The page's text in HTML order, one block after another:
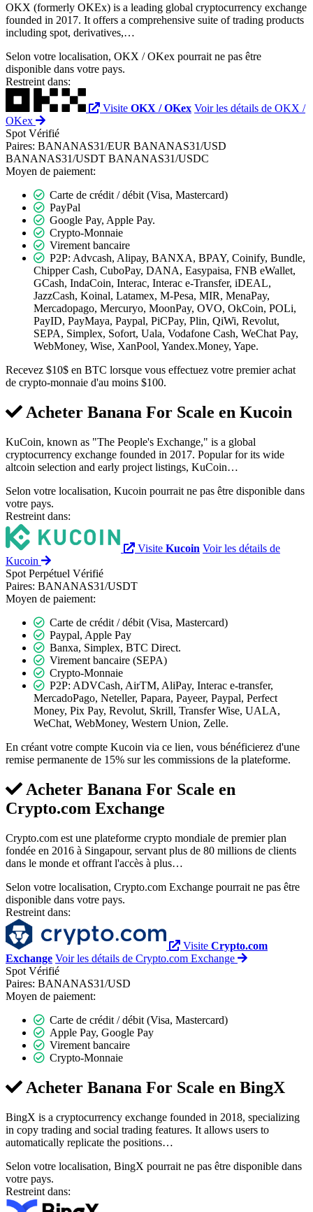
OKX (formerly OKEx) is a leading global cryptocurrency exchange
founded in 2017. It offers a comprehensive suite of trading products
including spot, derivatives,…
Selon votre localisation, OKX / OKex pourrait ne pas être
disponible dans votre pays.
Restreint dans:
Visite OKX / OKex Voir les détails de OKX /
OKex
Spot Vérifié
Paires: BANANAS31/EUR BANANAS31/USD
BANANAS31/USDT BANANAS31/USDC
Moyen de paiement:
Carte de crédit / débit (Visa, Mastercard)
PayPal
Google Pay, Apple Pay.
Crypto-Monnaie
Virement bancaire
P2P: Advcash, Alipay, BANXA, BPAY, Coinify, Bundle,
Chipper Cash, CuboPay, DANA, Easypaisa, FNB eWallet,
GCash, IndaCoin, Interac, Interac e-Transfer, iDEAL,
JazzCash, Koinal, Latamex, M-Pesa, MIR, MenaPay,
Mercadopago, Mercuryo, MoonPay, OVO, OkCoin, POLi,
PayID, PayMaya, Paypal, PiCPay, Plin, QiWi, Revolut,
SEPA, Simplex, Sofort, Uala, Vodafone Cash, WeChat Pay,
WebMoney, Wise, XanPool, Yandex.Money, Yape.
Recevez $10$ en BTC lorsque vous effectuez votre premier achat
de crypto-monnaie d'au moins $100.
Acheter Banana For Scale en Kucoin
KuCoin, known as "The People's Exchange," is a global
cryptocurrency exchange founded in 2017. Popular for its wide
altcoin selection and early project listings, KuCoin…
Selon votre localisation, Kucoin pourrait ne pas être disponible dans
votre pays.
Restreint dans:
Visite Kucoin Voir les détails de
Kucoin
Spot Perpétuel Vérifié
Paires: BANANAS31/USDT
Moyen de paiement:
Carte de crédit / débit (Visa, Mastercard)
Paypal, Apple Pay
Banxa, Simplex, BTC Direct.
Virement bancaire (SEPA)
Crypto-Monnaie
P2P: ADVCash, AirTM, AliPay, Interac e-transfer,
MercadoPago, Neteller, Papara, Payeer, Paypal, Perfect
Money, Pix Pay, Revolut, Skrill, Transfer Wise, UALA,
WeChat, WebMoney, Western Union, Zelle.
En créant votre compte Kucoin via ce lien, vous bénéficierez d'une
remise permanente de 15% sur les commissions de la plateforme.
Acheter Banana For Scale en
Crypto.com Exchange
Crypto.com est une plateforme crypto mondiale de premier plan
fondée en 2016 à Singapour, servant plus de 80 millions de clients
dans le monde et offrant l'accès à plus…
Selon votre localisation, Crypto.com Exchange pourrait ne pas être
disponible dans votre pays.
Restreint dans:
Visite Crypto.com
Exchange Voir les détails de Crypto.com Exchange
Spot Vérifié
Paires: BANANAS31/USD
Moyen de paiement:
Carte de crédit / débit (Visa, Mastercard)
Apple Pay, Google Pay
Virement bancaire
Crypto-Monnaie
Acheter Banana For Scale en BingX
BingX is a cryptocurrency exchange founded in 2018, specializing
in copy trading and social trading features. It allows users to
automatically replicate the positions…
Selon votre localisation, BingX pourrait ne pas être disponible dans
votre pays.
Restreint dans: